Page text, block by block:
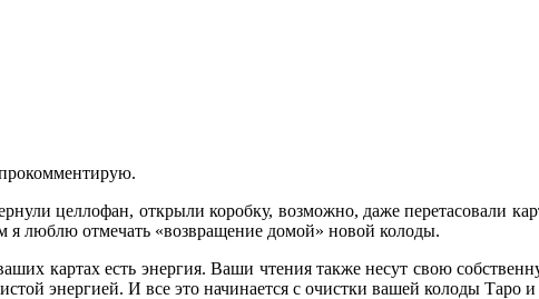
целлофан, открыли коробку, возможно, даже перетасовали
я люблю отмечать «возвращение домой» новой колоды.
картах есть энергия. Ваши чтения также несут свою
энергией. И все это начинается с очистки вашей колоды